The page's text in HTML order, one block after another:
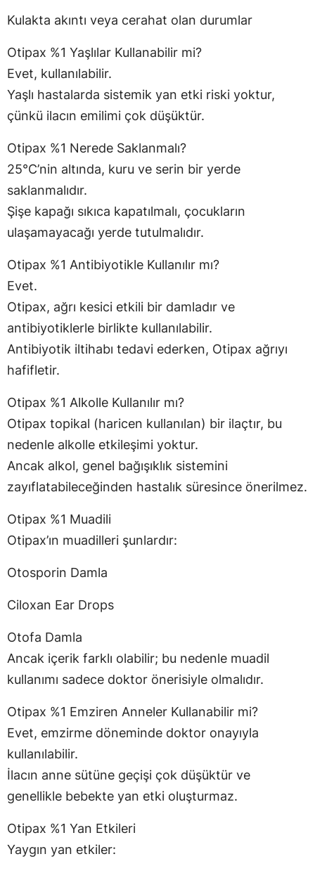
Kulakta akıntı veya cerahat olan durumlar
Otipax %1 Yaşlılar Kullanabilir mi?
Evet, kullanılabilir.
Yaşlı hastalarda sistemik yan etki riski yoktur,
çünkü ilacın emilimi çok düşüktür.
Otipax %1 Nerede Saklanmalı?
25°C’nin altında, kuru ve serin bir yerde
saklanmalıdır.
Şişe kapağı sıkıca kapatılmalı, çocukların
ulaşamayacağı yerde tutulmalıdır.
Otipax %1 Antibiyotikle Kullanılır mı?
Evet.
Otipax, ağrı kesici etkili bir damladır ve
antibiyotiklerle birlikte kullanılabilir.
Antibiyotik iltihabı tedavi ederken, Otipax ağrıyı
hafifletir.
Otipax %1 Alkolle Kullanılır mı?
Otipax topikal (haricen kullanılan) bir ilaçtır, bu
nedenle alkolle etkileşimi yoktur.
Ancak alkol, genel bağışıklık sistemini
zayıflatabileceğinden hastalık süresince önerilmez.
Otipax %1 Muadili
Otipax’ın muadilleri şunlardır:
Otosporin Damla
Ciloxan Ear Drops
Otofa Damla
Ancak içerik farklı olabilir; bu nedenle muadil
kullanımı sadece doktor önerisiyle olmalıdır.
Otipax %1 Emziren Anneler Kullanabilir mi?
Evet, emzirme döneminde doktor onayıyla
kullanılabilir.
İlacın anne sütüne geçişi çok düşüktür ve
genellikle bebekte yan etki oluşturmaz.
Otipax %1 Yan Etkileri
Yaygın yan etkiler: